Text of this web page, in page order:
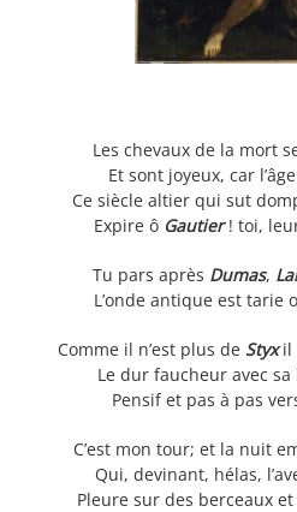
Les chevaux de la mort
Et sont joyeux, car
Ce siècle altier qui sut
Expire ô Gautier! toi,
Tu pars après Dumas,
L’onde antique est tarie
Comme il n’est plus de Styxil
Le dur faucheur avec
Pensif et pas à pas
C’est mon tour; et la nuit
Qui, devinant, hélas,
Pleure sur des berceaux